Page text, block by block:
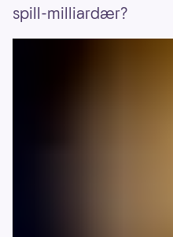
spill-milliardær?